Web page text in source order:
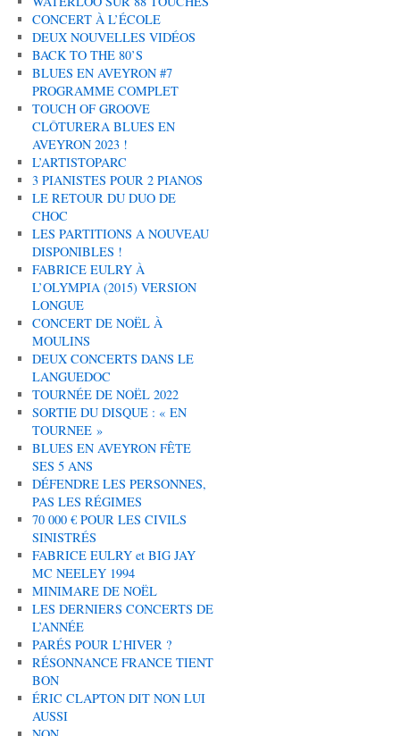
CONCERT À L’ÉCOLE
DEUX NOUVELLES VIDÉOS
BACK TO THE 80’S
BLUES EN AVEYRON #7
PROGRAMME COMPLET
TOUCH OF GROOVE
CLÔTURERA BLUES EN
AVEYRON 2023 !
L’ARTISTOPARC
3 PIANISTES POUR 2 PIANOS
LE RETOUR DU DUO DE
CHOC
LES PARTITIONS A NOUVEAU
DISPONIBLES !
FABRICE EULRY À
L’OLYMPIA (2015) VERSION
LONGUE
CONCERT DE NOËL À
MOULINS
DEUX CONCERTS DANS LE
LANGUEDOC
TOURNÉE DE NOËL 2022
SORTIE DU DISQUE : « EN
TOURNEE »
BLUES EN AVEYRON FÊTE
SES 5 ANS
DÉFENDRE LES PERSONNES,
PAS LES RÉGIMES
70 000 € POUR LES CIVILS
SINISTRÉS
FABRICE EULRY et BIG JAY
MC NEELEY 1994
MINIMARE DE NOËL
LES DERNIERS CONCERTS DE
L’ANNÉE
PARÉS POUR L’HIVER ?
RÉSONNANCE FRANCE TIENT
BON
ÉRIC CLAPTON DIT NON LUI
AUSSI